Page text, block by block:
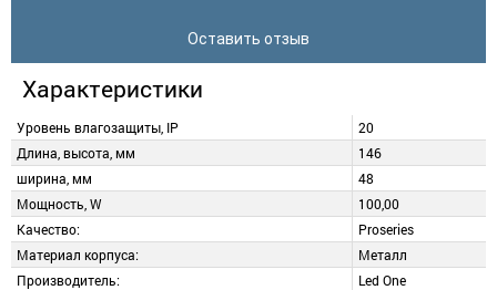
Оставить отзыв
Характеристики
Уровень влагозащиты, IP
20
Длина, высота, мм
146
ширина, мм
48
Мощность, W
100,00
Качество:
Proseries
Материал корпуса:
Металл
Производитель:
Led One